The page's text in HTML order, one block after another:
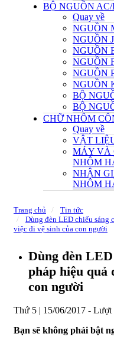
BỘ NGUỒN AC/
Quay về
NGUỒN
NGUỒN
NGUỒN
NGUỒN
NGUỒN
NGUỒN
BỘ
BỘ
CHỮ NHÔM
Quay về
VẬT
MÁY VÀ
NHÔM
NHẬN
NHÔM
Trang chủ
Tin tức
Dùng đèn LED chiếu sáng
việc đi vệ sinh của con người
Dùng đèn
pháp hiệu quả
con người
Thứ 5 | 15/06/2017 - Lượt
Bạn sẽ không phải bật